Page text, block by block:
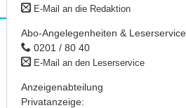
E-Mail an die Redaktion
Abo-Angelegenheiten & Leserservice
0201 / 80 40
E-Mail an den Leserservice
Anzeigenabteilung
Privatanzeige: